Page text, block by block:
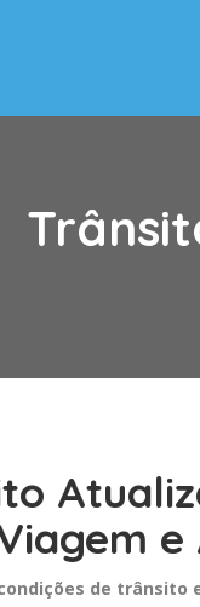
e
de trânsito